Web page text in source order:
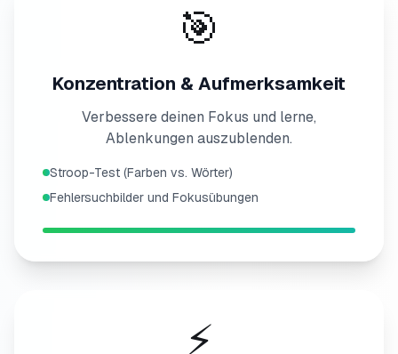
🎯
Konzentration & Aufmerksamkeit
Verbessere deinen Fokus und lerne,
Ablenkungen auszublenden.
Stroop-Test (Farben vs. Wörter)
Fehlersuchbilder und Fokusübungen
⚡